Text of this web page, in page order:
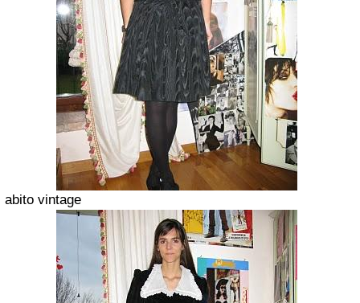
abito vintage